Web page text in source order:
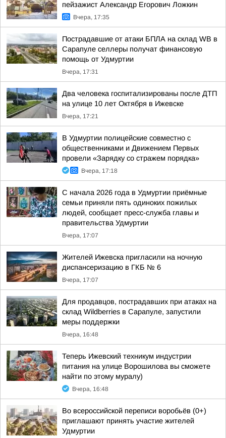
пейзажист Александр Егорович Ложкин
Вчера, 17:35
Пострадавшие от атаки БПЛА на склад WB в
Сарапуле селлеры получат финансовую
помощь от Удмуртии
Вчера, 17:31
Два человека госпитализированы после ДТП
на улице 10 лет Октября в Ижевске
Вчера, 17:21
В Удмуртии полицейские совместно с
общественниками и Движением Первых
провели «Зарядку со стражем порядка»
Вчера, 17:18
С начала 2026 года в Удмуртии приёмные
семьи приняли пять одиноких пожилых
людей, сообщает пресс-служба главы и
правительства Удмуртии
Вчера, 17:07
Жителей Ижевска пригласили на ночную
диспансеризацию в ГКБ № 6
Вчера, 17:07
Для продавцов, пострадавших при атаках на
склад Wildberries в Сарапуле, запустили
меры поддержки
Вчера, 16:48
Теперь Ижевский техникум индустрии
питания на улице Ворошилова вы сможете
найти по этому муралу)
Вчера, 16:48
Во всероссийской переписи воробьёв (0+)
приглашают принять участие жителей
Удмуртии